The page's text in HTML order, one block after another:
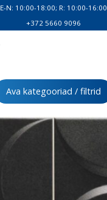
E-N: 10:00-18:00; R: 10:00-16:00
+372 5660 9096
Ava kategooriad / filtrid